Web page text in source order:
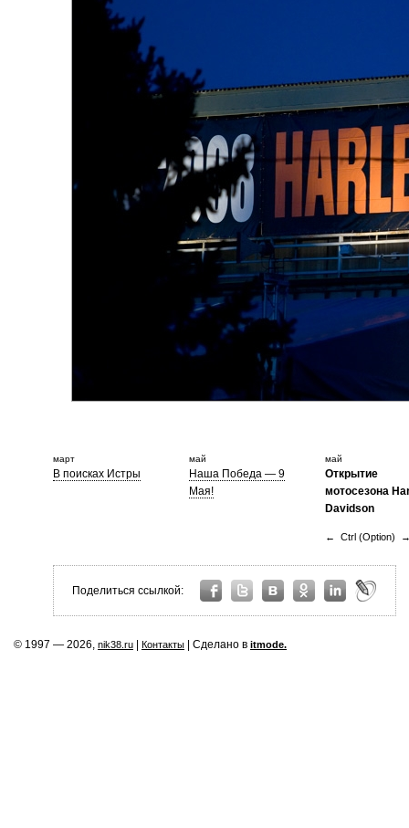
март
В поисках Истры
май
Наша Победа — 9
Мая!
май
Открытие
мотосезона
Davidson
← Ctrl (Option)
Поделиться ссылкой:
© 1997 — 2026, nik38.ru Контакты | Сделано в itmode.